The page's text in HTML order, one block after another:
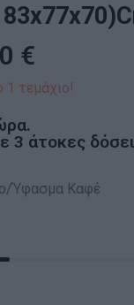
€
1 τεμάχιο!
3 άτοκες
Ύφασμα Καφέ